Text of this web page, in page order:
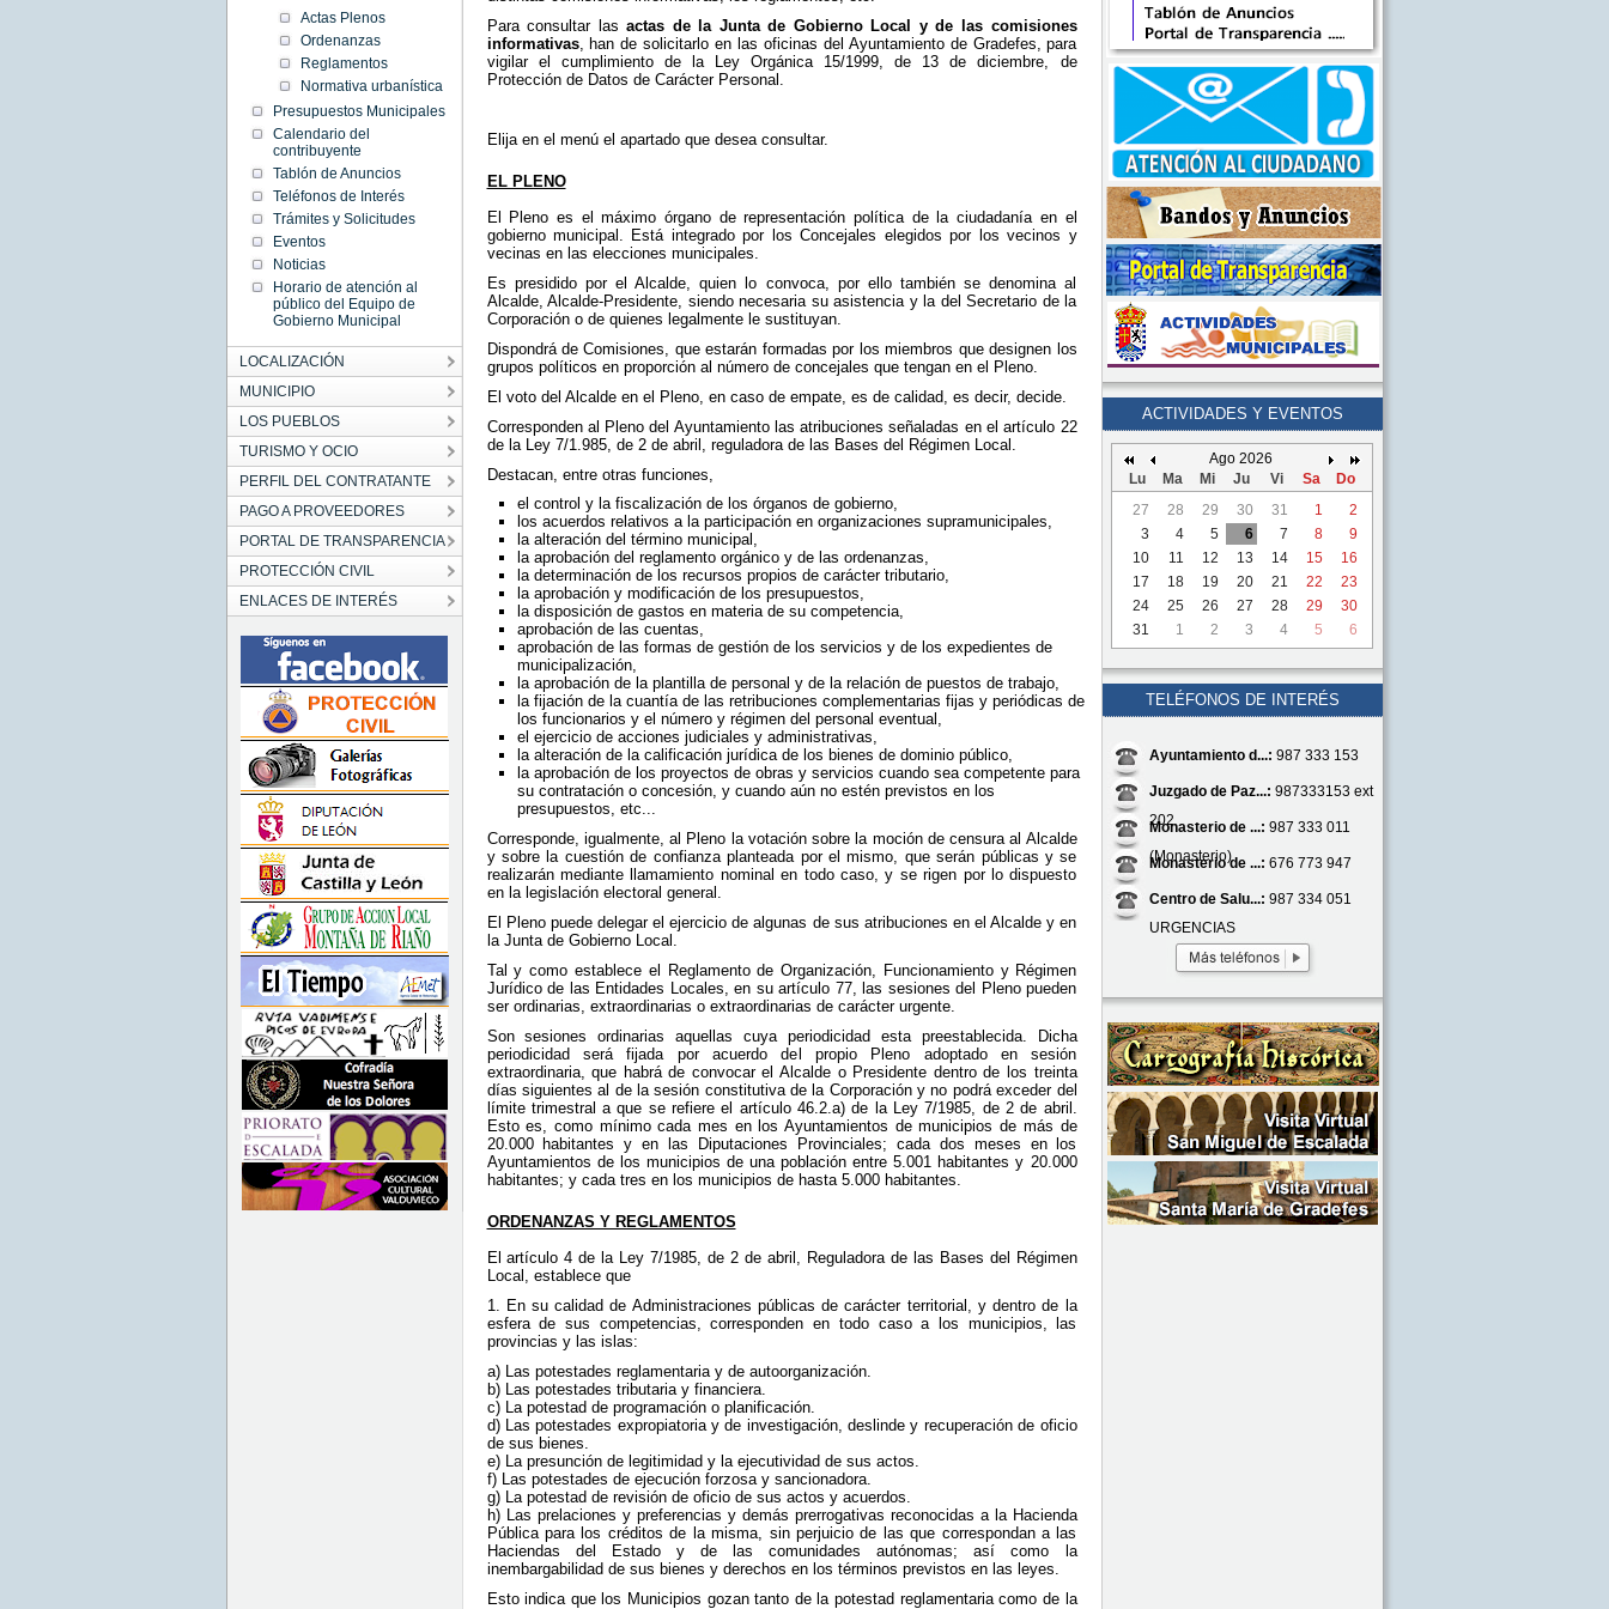
Actas Plenos
Ordenanzas
Reglamentos
Normativa urbanística
Presupuestos Municipales
Calendario del
contribuyente
Tablón de Anuncios
Teléfonos de Interés
Trámites y Solicitudes
Eventos
Noticias
Horario de atención al
público del Equipo de
Gobierno Municipal
LOCALIZACIÓN
MUNICIPIO
LOS PUEBLOS
TURISMO Y OCIO
PERFIL DEL CONTRATANTE
PAGO A PROVEEDORES
PORTAL DE TRANSPARENCIA
PROTECCIÓN CIVIL
ENLACES DE INTERÉS
Para consultar lasactas de la Junta de Gobierno Local y de las comisiones
informativas, han de solicitarlo en las oficinas del Ayuntamiento de Gradefes, para
vigilar el cumplimiento de la Ley Orgánica 15/1999, de 13 de diciembre, de
Protección de Datos de Carácter Personal.
Elija en el menú el apartado que desea consultar.
EL PLENO
El Pleno es el máximo órgano de representación política de la ciudadanía en el
gobierno municipal. Está integrado por los Concejales elegidos por los vecinos y
vecinas en las elecciones municipales.
Es presidido por el Alcalde, quien lo convoca, por ello también se denomina al
Alcalde, Alcalde-Presidente, siendo necesaria su asistencia y la del Secretario de la
Corporación o de quienes legalmente le sustituyan.
Dispondrá de Comisiones, que estarán formadas por los miembros que designen los
grupos políticos en proporción al número de concejales que tengan en el Pleno.
El voto del Alcalde en el Pleno, en caso de empate, es de calidad, es decir, decide.
Corresponden al Pleno del Ayuntamiento las atribuciones señaladas en el artículo 22
de la Ley 7/1.985, de 2 de abril, reguladora de las Bases del Régimen Local.
Destacan, entre otras funciones,
el control y la fiscalización de los órganos de gobierno,
los acuerdos relativos a la participación en organizaciones supramunicipales,
la alteración del término municipal,
la aprobación del reglamento orgánico y de las ordenanzas,
la determinación de los recursos propios de carácter tributario,
la aprobación y modificación de los presupuestos,
la disposición de gastos en materia de su competencia,
aprobación de las cuentas,
aprobación de las formas de gestión de los servicios y de los expedientes de
municipalización,
la aprobación de la plantilla de personal y de la relación de puestos de trabajo,
la fijación de la cuantía de las retribuciones complementarias fijas y periódicas de
los funcionarios y el número y régimen del personal eventual,
el ejercicio de acciones judiciales y administrativas,
la alteración de la calificación jurídica de los bienes de dominio público,
la aprobación de los proyectos de obras y servicios cuando sea competente para
su contratación o concesión, y cuando aún no estén previstos en los
presupuestos, etc...
Corresponde, igualmente, al Pleno la votación sobre la moción de censura al Alcalde
y sobre la cuestión de confianza planteada por el mismo, que serán públicas y se
realizarán mediante llamamiento nominal en todo caso, y se rigen por lo dispuesto
en la legislación electoral general.
El Pleno puede delegar el ejercicio de algunas de sus atribuciones en el Alcalde y en
la Junta de Gobierno Local.
Tal y como establece el Reglamento de Organización, Funcionamiento y Régimen
Jurídico de las Entidades Locales, en su artículo 77, las sesiones del Pleno pueden
ser ordinarias, extraordinarias o extraordinarias de carácter urgente.
Son sesiones ordinarias aquellas cuya periodicidad esta preestablecida. Dicha
periodicidad será fijada por acuerdo del propio Pleno adoptado en sesión
extraordinaria, que habrá de convocar el Alcalde o Presidente dentro de los treinta
días siguientes al de la sesión constitutiva de la Corporación y no podrá exceder del
límite trimestral a que se refiere el artículo 46.2.a) de la Ley 7/1985, de 2 de abril.
Esto es, como mínimo cada mes en los Ayuntamientos de municipios de más de
20.000 habitantes y en las Diputaciones Provinciales; cada dos meses en los
Ayuntamientos de los municipios de una población entre 5.001 habitantes y 20.000
habitantes; y cada tres en los municipios de hasta 5.000 habitantes.
ORDENANZAS Y REGLAMENTOS
El artículo 4 de la Ley 7/1985, de 2 de abril, Reguladora de las Bases del Régimen
Local, establece que
1. En su calidad de Administraciones públicas de carácter territorial, y dentro de la
esfera de sus competencias, corresponden en todo caso a los municipios, las
provincias y las islas:
a) Las potestades reglamentaria y de autoorganización.
b) Las potestades tributaria y financiera.
c) La potestad de programación o planificación.
d) Las potestades expropiatoria y de investigación, deslinde y recuperación de oficio
de sus bienes.
e) La presunción de legitimidad y la ejecutividad de sus actos.
f) Las potestades de ejecución forzosa y sancionadora.
g) La potestad de revisión de oficio de sus actos y acuerdos.
h) Las prelaciones y preferencias y demás prerrogativas reconocidas a la Hacienda
Pública para los créditos de la misma, sin perjuicio de las que correspondan a las
Haciendas del Estado y de las comunidades autónomas; así como la
inembargabilidad de sus bienes y derechos en los términos previstos en las leyes.
Esto indica que los Municipios gozan tanto de la potestad reglamentaria como de la
ACTIVIDADES Y EVENTOS
Ago 2026
Lu
Ma Mi Ju Vi Sa
Do
27
28 29 30 31 1
2
3
4 5 6 7 8
9
10
11 12 13 14 15
16
17
18 19 20 21 22
23
24
25 26 27 28 29
30
31
1 2 3 4 5 6
TELÉFONOS DE INTERÉS
Ayuntamiento d...: 987 333 153
Juzgado de Paz...: 987333153 ext
202
Monasterio de ...: 987 333 011
(Monasterio)
Monasterio de ...: 676 773 947
Centro de Salu...: 987 334 051
URGENCIAS